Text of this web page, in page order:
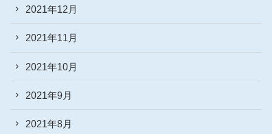
2021年12月
2021年11月
2021年10月
2021年9月
2021年8月